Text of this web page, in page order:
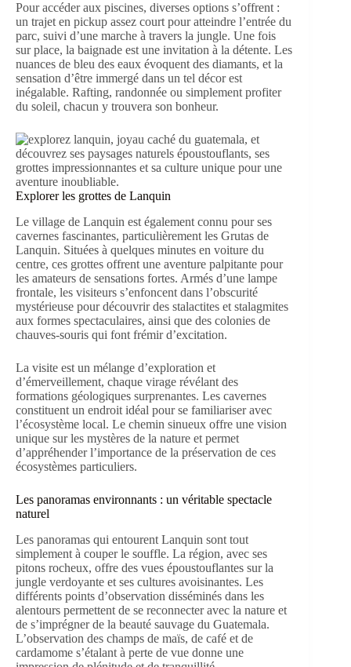
Pour accéder aux piscines, diverses options s’offrent :
un trajet en pickup assez court pour atteindre l’entrée du
parc, suivi d’une marche à travers la jungle. Une fois
sur place, la baignade est une invitation à la détente. Les
nuances de bleu des eaux évoquent des diamants, et la
sensation d’être immergé dans un tel décor est
inégalable. Rafting, randonnée ou simplement profiter
du soleil, chacun y trouvera son bonheur.
Explorer les grottes de Lanquin
Le village de Lanquin est également connu pour ses
cavernes fascinantes, particulièrement les Grutas de
Lanquin. Situées à quelques minutes en voiture du
centre, ces grottes offrent une aventure palpitante pour
les amateurs de sensations fortes. Armés d’une lampe
frontale, les visiteurs s’enfoncent dans l’obscurité
mystérieuse pour découvrir des stalactites et stalagmites
aux formes spectaculaires, ainsi que des colonies de
chauves-souris qui font frémir d’excitation.
La visite est un mélange d’exploration et
d’émerveillement, chaque virage révélant des
formations géologiques surprenantes. Les cavernes
constituent un endroit idéal pour se familiariser avec
l’écosystème local. Le chemin sinueux offre une vision
unique sur les mystères de la nature et permet
d’appréhender l’importance de la préservation de ces
écosystèmes particuliers.
Les panoramas environnants : un véritable spectacle
naturel
Les panoramas qui entourent Lanquin sont tout
simplement à couper le souffle. La région, avec ses
pitons rocheux, offre des vues époustouflantes sur la
jungle verdoyante et ses cultures avoisinantes. Les
différents points d’observation disséminés dans les
alentours permettent de se reconnecter avec la nature et
de s’imprégner de la beauté sauvage du Guatemala.
L’observation des champs de maïs, de café et de
cardamome s’étalant à perte de vue donne une